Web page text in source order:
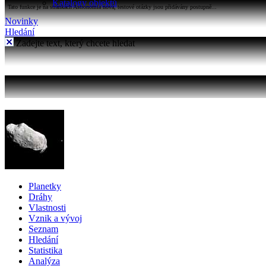
Katalogy objektů
Tato funkce je na stránkách Astronomia nová, testové otázky jsou přidávány postupně...
Novinky
Hledání
Zadejte text, který chcete hledat
Planetky
Dráhy
Vlastnosti
Vznik a vývoj
Seznam
Hledání
Statistika
Analýza